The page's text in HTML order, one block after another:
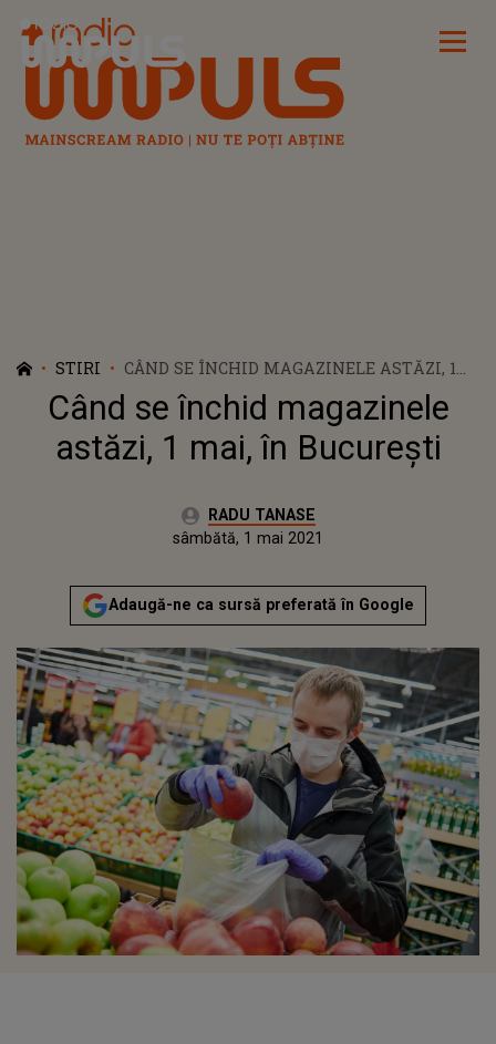
Radio Impuls
STIRI
CÂND SE ÎNCHID MAGAZINELE ASTĂZI, 1
MAI, ÎN BUCUREȘTI
Când se închid magazinele
astăzi, 1 mai, în București
Autor:RADU TANASE
Actualizat:
sâmbătă, 1 mai 2021
Adaugă-ne ca sursă preferată în Google